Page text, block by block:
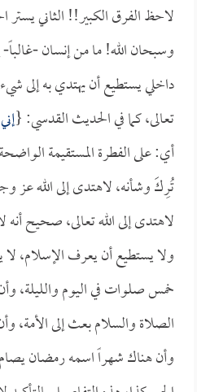
لاحظ الفرق الكبير!! الثاني يستر
وسبحان الله! ما من إنسان -
داخلي يستطيع أن يهتدي به إلى
تعالى، كما في الحديث القدسي: {
أي: على الفطرة المستقيمة
تُرِكَ وشأنه، لاهتدى إلى الله عز
لاهتدى إلى الله تعالى، صحيح
ولا يستطيع أن يعرف الإسلام،
خمس صلوات في اليوم والليلة،
الصلاة والسلام بعث إلى الأمة،
وأن هناك شهراً اسمه رمضان